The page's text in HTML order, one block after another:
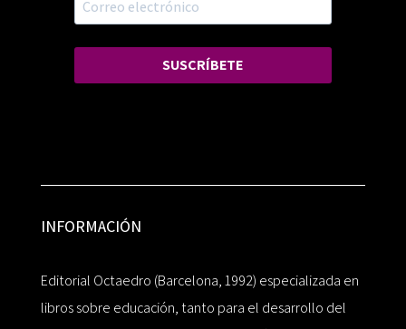
SUSCRÍBETE
INFORMACIÓN
Editorial Octaedro (Barcelona, 1992) especializada en
libros sobre educación, tanto para el desarrollo del